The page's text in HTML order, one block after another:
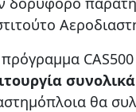
θα